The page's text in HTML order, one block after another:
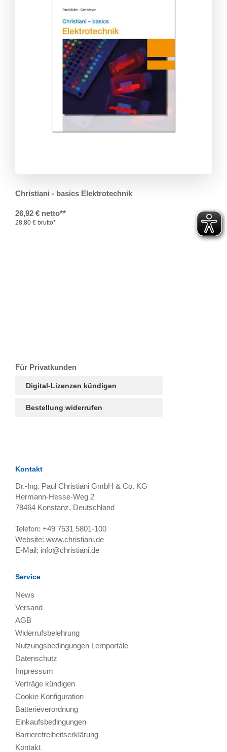
Für Privatkunden
Digital-Lizenzen kündigen
Bestellung widerrufen
Christiani - basics Elektrotechnik
26,92 € netto**
28,80 € brutto*
Kontakt
Dr.-Ing. Paul Christiani GmbH & Co. KG
Hermann-Hesse-Weg 2
78464 Konstanz, Deutschland
Telefon: +49 7531 5801-100
Website: www.christiani.de
E-Mail: info@christiani.de
Service
News
Versand
AGB
Widerrufsbelehrung
Nutzungsbedingungen Lernportale
Datenschutz
Impressum
Verträge kündigen
Cookie Konfiguration
Batterieverordnung
Einkaufsbedingungen
Barrierefreiheitserklärung
Kontakt